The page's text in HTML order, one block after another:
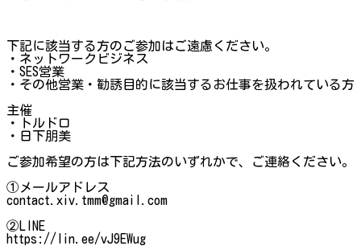
下記に該当する方のご参加はご遠慮ください。
・ネットワークビジネス
・SES営業
・その他営業・勧誘目的に該当するお仕事を扱われている方
主催
・トルドロ
・日下朋美
ご参加希望の方は下記方法のいずれかで、ご連絡ください。
①メールアドレス
contact.xiv.tmm@gmail.com
②LINE
https://lin.ee/vJ9EWug